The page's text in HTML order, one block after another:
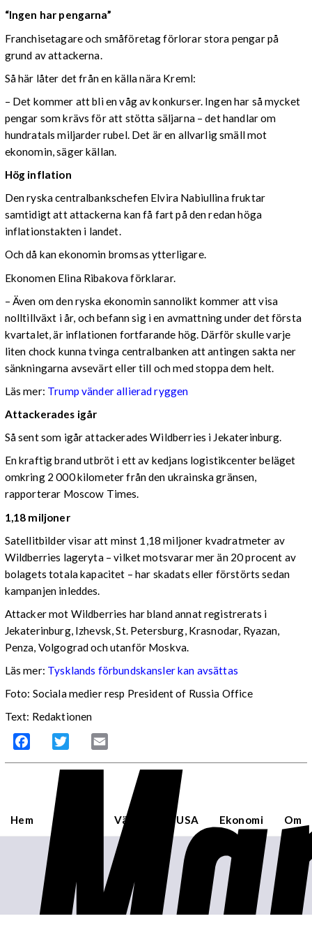
“Ingen har pengarna”
Franchisetagare och småföretag förlorar stora pengar på
grund av attackerna.
Så här låter det från en källa nära Kreml:
– Det kommer att bli en våg av konkurser. Ingen har så mycket
pengar som krävs för att stötta säljarna – det handlar om
hundratals miljarder rubel. Det är en allvarlig smäll mot
ekonomin, säger källan.
Hög inflation
Den ryska centralbankschefen Elvira Nabiullina fruktar
samtidigt att attackerna kan få fart på den redan höga
inflationstakten i landet.
Och då kan ekonomin bromsas ytterligare.
Ekonomen Elina Ribakova förklarar.
– Även om den ryska ekonomin sannolikt kommer att visa
nolltillväxt i år, och befann sig i en avmattning under det första
kvartalet, är inflationen fortfarande hög. Därför skulle varje
liten chock kunna tvinga centralbanken att antingen sakta ner
sänkningarna avsevärt eller till och med stoppa dem helt.
Läs mer: Trump vänder allierad ryggen
Attackerades igår
Så sent som igår attackerades Wildberries i Jekaterinburg.
En kraftig brand utbröt i ett av kedjans logistikcenter beläget
omkring 2 000 kilometer från den ukrainska gränsen,
rapporterar Moscow Times.
1,18 miljoner
Satellitbilder visar att minst 1,18 miljoner kvadratmeter av
Wildberries lageryta – vilket motsvarar mer än 20 procent av
bolagets totala kapacitet – har skadats eller förstörts sedan
kampanjen inleddes.
Attacker mot Wildberries har bland annat registrerats i
Jekaterinburg, Izhevsk, St. Petersburg, Krasnodar, Ryazan,
Penza, Volgograd och utanför Moskva.
Läs mer: Tysklands förbundskansler kan avsättas
Foto: Sociala medier resp President of Russia Office
Text: Redaktionen
Facebook Twitter
Hem Världen USA Ekonomi Om